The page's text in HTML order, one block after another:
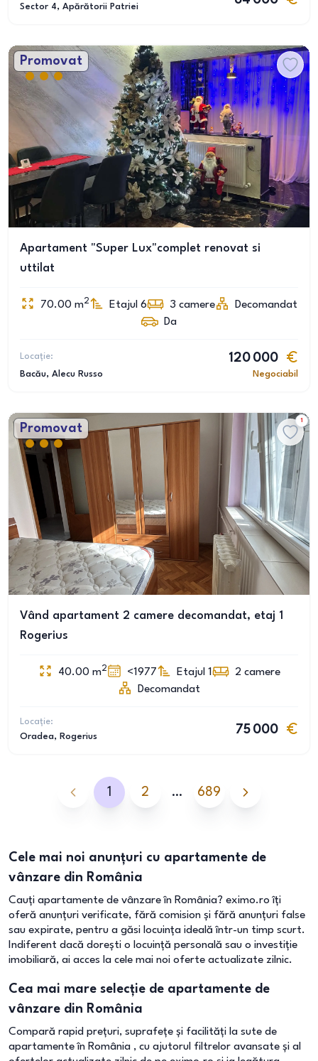
Sector 4, Apărătorii Patriei
Promovat
Apartament "Super Lux"complet renovat si
uttilat
70.00 m2 Etajul 6 3 camere
Decomandat
Da
Locație:
Bacău, Alecu Russo
120 000
Negociabil
Promovat
1
Vând apartament 2 camere decomandat, etaj 1
Rogerius
40.00 m2 <1977 Etajul 1 2 camere
Decomandat
Locație:
Oradea, Rogerius
75 000
1 2 … 689
Cele mai noi anunțuri cu apartamente de
vânzare din România
Cauți apartamente de vânzare în România? eximo.ro îți
oferă anunțuri verificate, fără comision și fără anunțuri false
sau expirate, pentru a găsi locuința ideală într-un timp scurt.
Indiferent dacă dorești o locuință personală sau o investiție
imobiliară, ai acces la cele mai noi oferte actualizate zilnic.
Cea mai mare selecție de apartamente de
vânzare din România
Compară rapid prețuri, suprafețe și facilități la sute de
apartamente în România , cu ajutorul filtrelor avansate și al